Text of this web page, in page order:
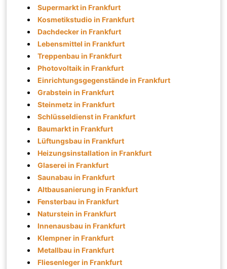
Supermarkt in Frankfurt
Kosmetikstudio in Frankfurt
Dachdecker in Frankfurt
Lebensmittel in Frankfurt
Treppenbau in Frankfurt
Photovoltaik in Frankfurt
Einrichtungsgegenstände in Frankfurt
Grabstein in Frankfurt
Steinmetz in Frankfurt
Schlüsseldienst in Frankfurt
Baumarkt in Frankfurt
Lüftungsbau in Frankfurt
Heizungsinstallation in Frankfurt
Glaserei in Frankfurt
Saunabau in Frankfurt
Altbausanierung in Frankfurt
Fensterbau in Frankfurt
Naturstein in Frankfurt
Innenausbau in Frankfurt
Klempner in Frankfurt
Metallbau in Frankfurt
Fliesenleger in Frankfurt